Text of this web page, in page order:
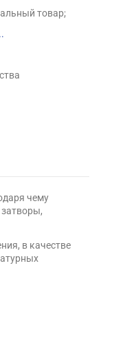
товар;
чему
в качестве